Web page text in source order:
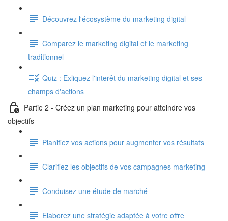
Découvrez l'écosystème du marketing digital
Comparez le marketing digital et le marketing
traditionnel
Quiz : Exliquez l'interêt du marketing digital et ses
champs d'actions
Partie 2 - Créez un plan marketing pour atteindre vos
objectifs
Planifiez vos actions pour augmenter vos résultats
Clarifiez les objectifs de vos campagnes marketing
Conduisez une étude de marché
Elaborez une stratégie adaptée à votre offre